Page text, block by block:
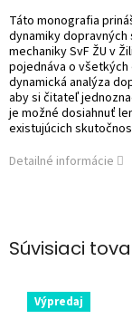
Táto monografia
dynamiky
mechaniky SvF ŽU v
pojednáva o
dynamická analýza
aby si čitateľ
je možné dosiahnuť
existujúcich
Detailné informácie
Súvisiaci
Výpredaj